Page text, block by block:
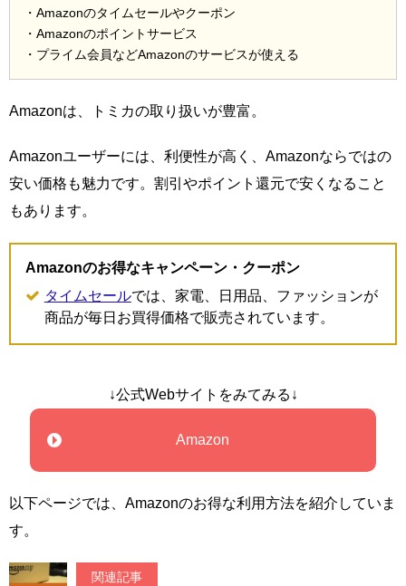
・Amazonのタイムセールやクーポン
・Amazonのポイントサービス
・プライム会員などAmazonのサービスが使える
Amazonは、トミカの取り扱いが豊富。
Amazonユーザーには、利便性が高く、Amazonならではの
安い価格も魅力です。割引やポイント還元で安くなること
もあります。
Amazonのお得なキャンペーン・クーポン
タイムセールでは、家電、日用品、ファッションが
商品が毎日お買得価格で販売されています。
↓公式Webサイトをみてみる↓
Amazon
以下ページでは、Amazonのお得な利用方法を紹介していま
す。
関連記事